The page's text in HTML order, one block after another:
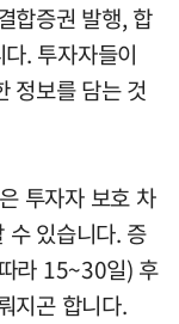
합증권 발행, 합
. 투자자들이
정보를 담는 것
투자자 보호 차
수 있습니다. 증
라 15~30일) 후
지곤 합니다.